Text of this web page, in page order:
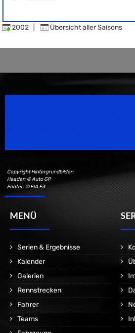
2002 Übersicht aller Saisons
Copyright Hintergrundbilder:
Header: © Auto GP
Footer: © FIA F3
MENÜ
Serien & Ergebnisse
Kalender
Galerien
Rennstrecken
Fahrer
Teams